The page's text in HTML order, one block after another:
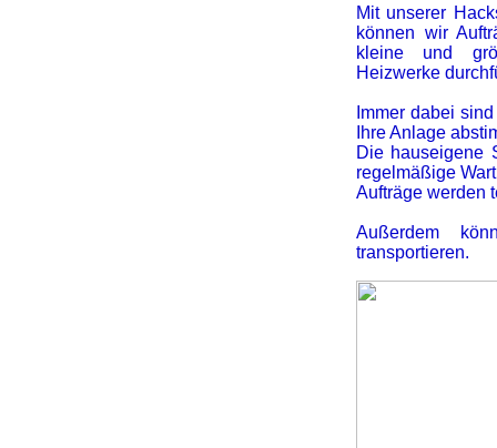
Mit unserer
können wir
kleine und
Heizwerke
Immer dabei
Ihre Anlage
Die hauseigene
regelmäßige
Aufträge werden
Außerdem
transportieren.